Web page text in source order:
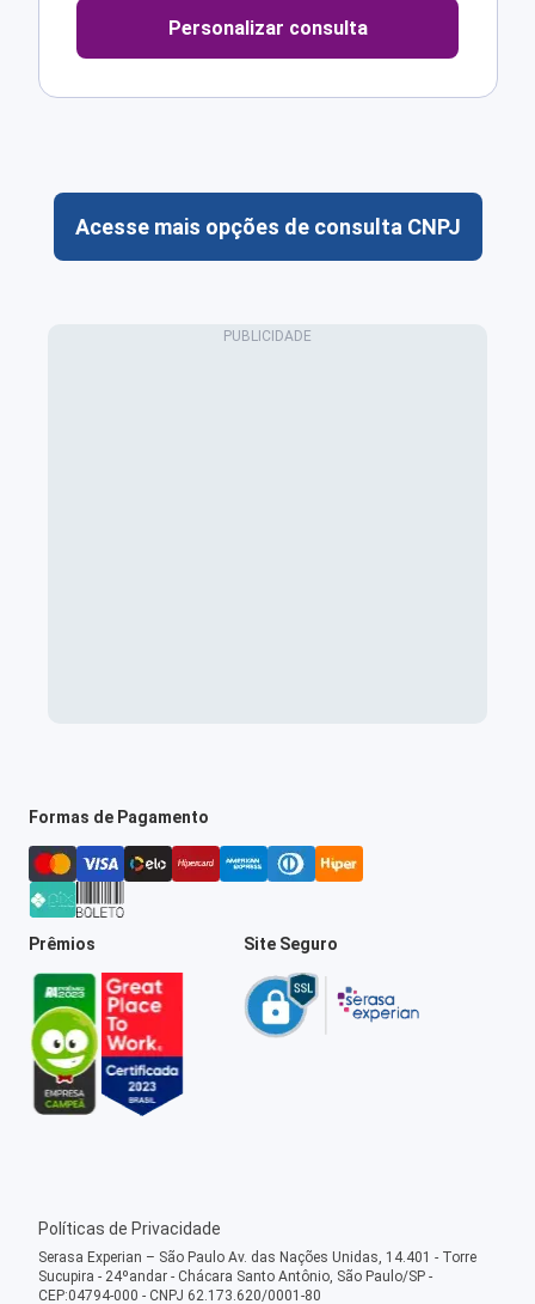
Personalizar consulta
Acesse mais opções de consulta CNPJ
Formas de Pagamento
Prêmios Site Seguro
Políticas de Privacidade
Serasa Experian – São Paulo Av. das Nações Unidas, 14.401 - Torre
Sucupira - 24ºandar - Chácara Santo Antônio, São Paulo/SP -
CEP:04794-000 - CNPJ 62.173.620/0001-80